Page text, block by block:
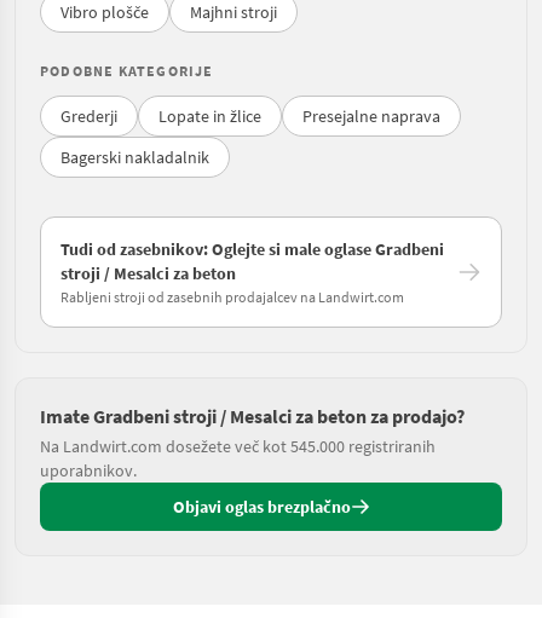
Vibro plošče
Majhni stroji
PODOBNE KATEGORIJE
Grederji Lopate in žlice
Presejalne naprava
Bagerski nakladalnik
Tudi od zasebnikov: Oglejte si male oglase Gradbeni
stroji / Mesalci za beton
Rabljeni stroji od zasebnih prodajalcev na Landwirt.com
Imate Gradbeni stroji / Mesalci za beton za prodajo?
Na Landwirt.com dosežete več kot 545.000 registriranih
uporabnikov.
Objavi oglas brezplačno